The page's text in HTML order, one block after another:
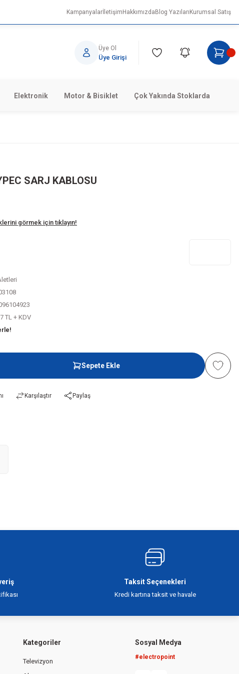
Kampanyalarİletişim Hakkımızda Blog Yazıları Kurumsal Satış
Üye Ol
Üye Girişi
Elektronik Motor & Bisiklet Çok Yakında Stoklarda
SARJ KABLOSU
görmek için tıklayın!
TL + KDV
Sepete Ekle
Karşılaştır Paylaş
Taksit Seçenekleri
Kredi kartına taksit ve havale
Kategoriler
Televizyon
Sosyal Medya
#electropoint